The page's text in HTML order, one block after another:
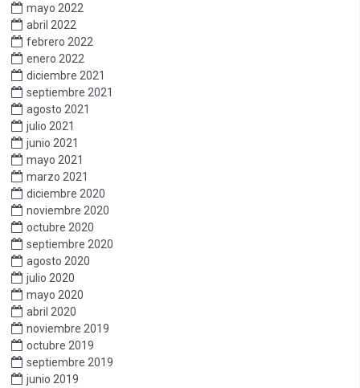
mayo 2022
abril 2022
febrero 2022
enero 2022
diciembre 2021
septiembre 2021
agosto 2021
julio 2021
junio 2021
mayo 2021
marzo 2021
diciembre 2020
noviembre 2020
octubre 2020
septiembre 2020
agosto 2020
julio 2020
mayo 2020
abril 2020
noviembre 2019
octubre 2019
septiembre 2019
junio 2019